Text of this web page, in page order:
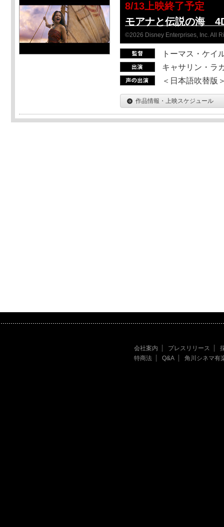
8/13上映終了予定
モアナと伝説の海
©2026 Disney Enterprises, Inc. All
トーマス・ケイ
キャサリン・ラ
＜日本語吹替版
作品情報・上映スケジュール
会社案内 プレスリリース
特商法
Q&A 角川シネマ有